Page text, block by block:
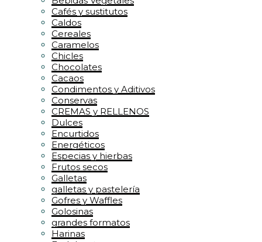
Cafés y sustitutos
Caldos
Cereales
Caramelos
Chicles
Chocolates
Cacaos
Condimentos y Aditivos
Conservas
CREMAS y RELLENOS
Dulces
Encurtidos
Energéticos
Especias y hierbas
Frutos secos
Galletas
galletas y pastelería
Gofres y Waffles
Golosinas
grandes formatos
Harinas